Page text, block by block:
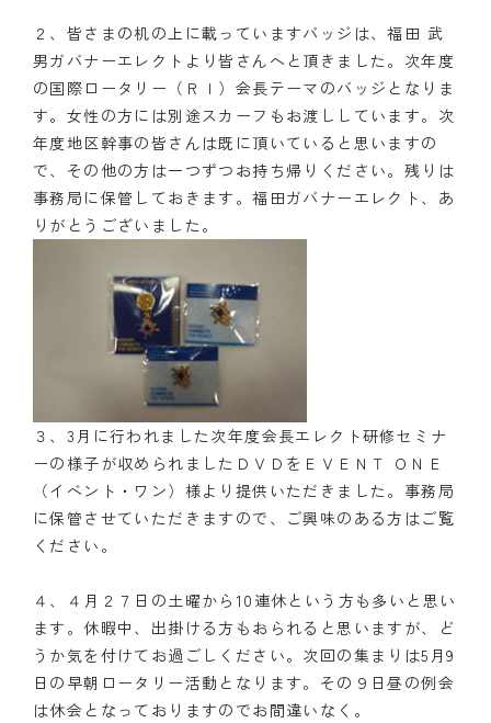
２、皆さまの机の上に載っていますバッジは、福田 武
男ガバナーエレクトより皆さんへと頂きました。次年度
の国際ロータリー（ＲＩ）会長テーマのバッジとなりま
す。女性の方には別途スカーフもお渡ししています。次
年度地区幹事の皆さんは既に頂いていると思いますの
で、その他の方は一つずつお持ち帰りください。残りは
事務局に保管しておきます。福田ガバナーエレクト、あ
りがとうございました。
３、3月に行われました次年度会長エレクト研修セミナ
ーの様子が収められましたＤＶＤをＥＶＥＮＴ ＯＮＥ
（イベント・ワン）様より提供いただきました。事務局
に保管させていただきますので、ご興味のある方はご覧
ください。
４、４月２７日の土曜から10連休という方も多いと思い
ます。休暇中、出掛ける方もおられると思いますが、ど
うか気を付けてお過ごしください。次回の集まりは5月9
日の早朝ロータリー活動となります。その９日昼の例会
は休会となっておりますのでお間違いなく。